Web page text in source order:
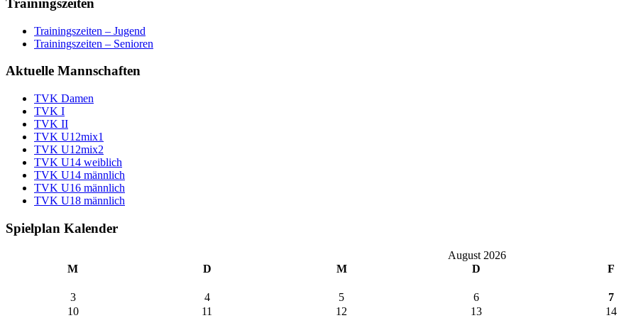
Trainingszeiten
Trainingszeiten – Jugend
Trainingszeiten – Senioren
Aktuelle Mannschaften
TVK Damen
TVK I
TVK II
TVK U12mix1
TVK U12mix2
TVK U14 weiblich
TVK U14 männlich
TVK U16 männlich
TVK U18 männlich
Spielplan Kalender
August 2026
M
D M D F
3
4 5 6 7
10
11 12 13 14